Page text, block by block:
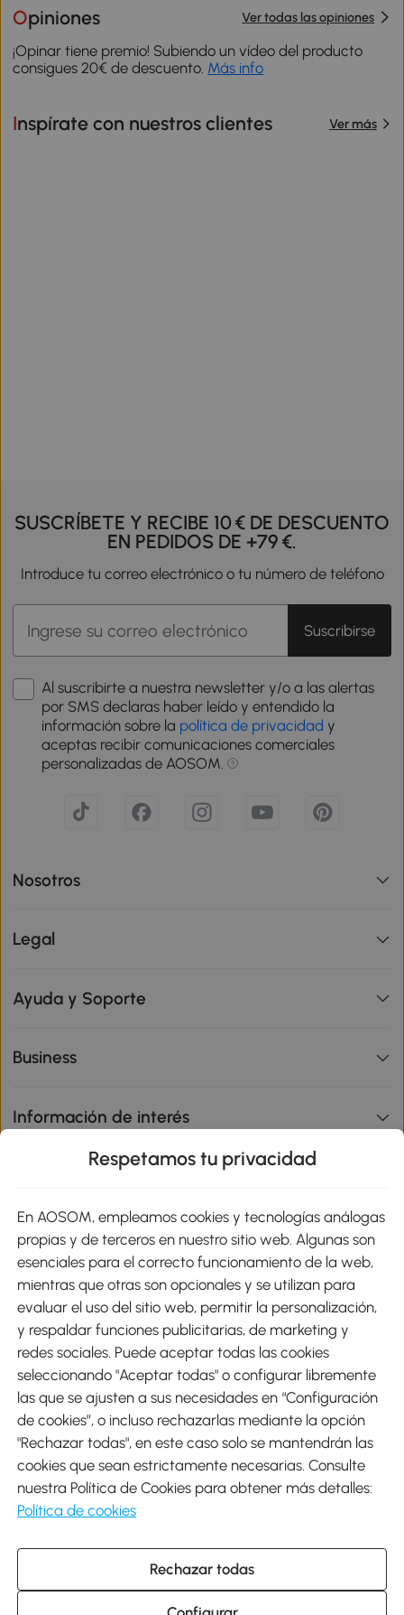
Opiniones Ver todas las opiniones
¡Opinar tiene premio! Subiendo un vídeo del producto
consigues 20€ de descuento. Más info
Inspírate con nuestros clientes Ver más
SUSCRÍBETE Y RECIBE 10 € DE DESCUENTO
EN PEDIDOS DE +79 €.
Introduce tu correo electrónico o tu número de teléfono
Suscribirse
Al suscribirte a nuestra newsletter y/o a las alertas
por SMS declaras haber leído y entendido la
información sobre la política de privacidad y
aceptas recibir comunicaciones comerciales
personalizadas de AOSOM.
Nosotros
Legal
Ayuda y Soporte
Business
Información de interés
Métodos de Pago
Envíos
Descargar Aosom App
Google Play
931 29 45 12 (L-V de 8:30 a 17:30h)
atencioncliente@aosom.es
Respetamos tu privacidad
En AOSOM, empleamos cookies y tecnologías análogas
propias y de terceros en nuestro sitio web. Algunas son
esenciales para el correcto funcionamiento de la web,
mientras que otras son opcionales y se utilizan para
evaluar el uso del sitio web, permitir la personalización,
y respaldar funciones publicitarias, de marketing y
redes sociales. Puede aceptar todas las cookies
seleccionando "Aceptar todas" o configurar libremente
las que se ajusten a sus necesidades en “Configuración
de cookies”, o incluso rechazarlas mediante la opción
"Rechazar todas", en este caso solo se mantendrán las
cookies que sean estrictamente necesarias. Consulte
nuestra Política de Cookies para obtener más detalles:
Política de cookies
Rechazar todas